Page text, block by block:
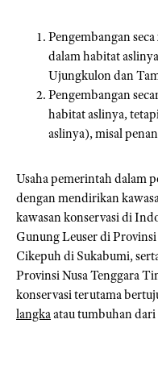
Pengembangan seca
dalam habitat
Ujungkulon dan
Pengembangan
habitat aslinya,
aslinya), misal
Usaha pemerintah dalam
dengan mendirikan
kawasan konservasi di
Gunung Leuser di
Cikepuh di Sukabumi,
Provinsi Nusa Tenggara
konservasi terutama
langkaatau tumbuhan